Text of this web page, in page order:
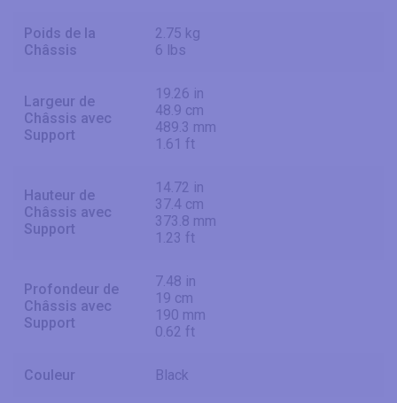
Poids de la
Châssis
2.75 kg
6 lbs
Largeur de
Châssis avec
Support
19.26 in
48.9 cm
489.3 mm
1.61 ft
Hauteur de
Châssis avec
Support
14.72 in
37.4 cm
373.8 mm
1.23 ft
Profondeur de
Châssis avec
Support
7.48 in
19 cm
190 mm
0.62 ft
Couleur Black